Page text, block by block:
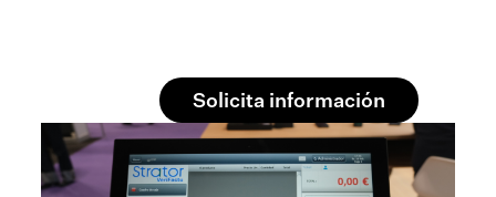
Solicita información